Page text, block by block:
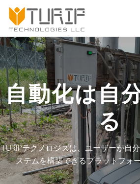
自動化は自
る
TURIPテクノロジズは、ユーザーが自
ステムを構築できるプラットフォ